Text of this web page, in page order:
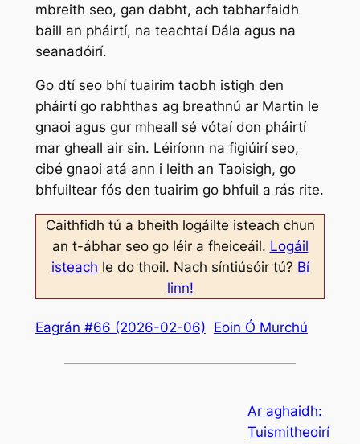
mbreith seo, gan dabht, ach tabharfaidh
baill an pháirtí, na teachtaí Dála agus na
seanadóirí.
Go dtí seo bhí tuairim taobh istigh den
pháirtí go rabhthas ag breathnú ar Martin le
gnaoi agus gur mheall sé vótaí don pháirtí
mar gheall air sin. Léiríonn na figiúirí seo,
cibé gnaoi atá ann i leith an Taoisigh, go
bhfuiltear fós den tuairim go bhfuil a rás rite.
Caithfidh tú a bheith logáilte isteach chun
an t-ábhar seo go léir a fheiceáil. Logáil
isteach le do thoil. Nach síntiúsóir tú? Bí
linn!
Eagrán #66 (2026-02-06) Eoin Ó Murchú
Ar aghaidh:
Tuismitheoirí